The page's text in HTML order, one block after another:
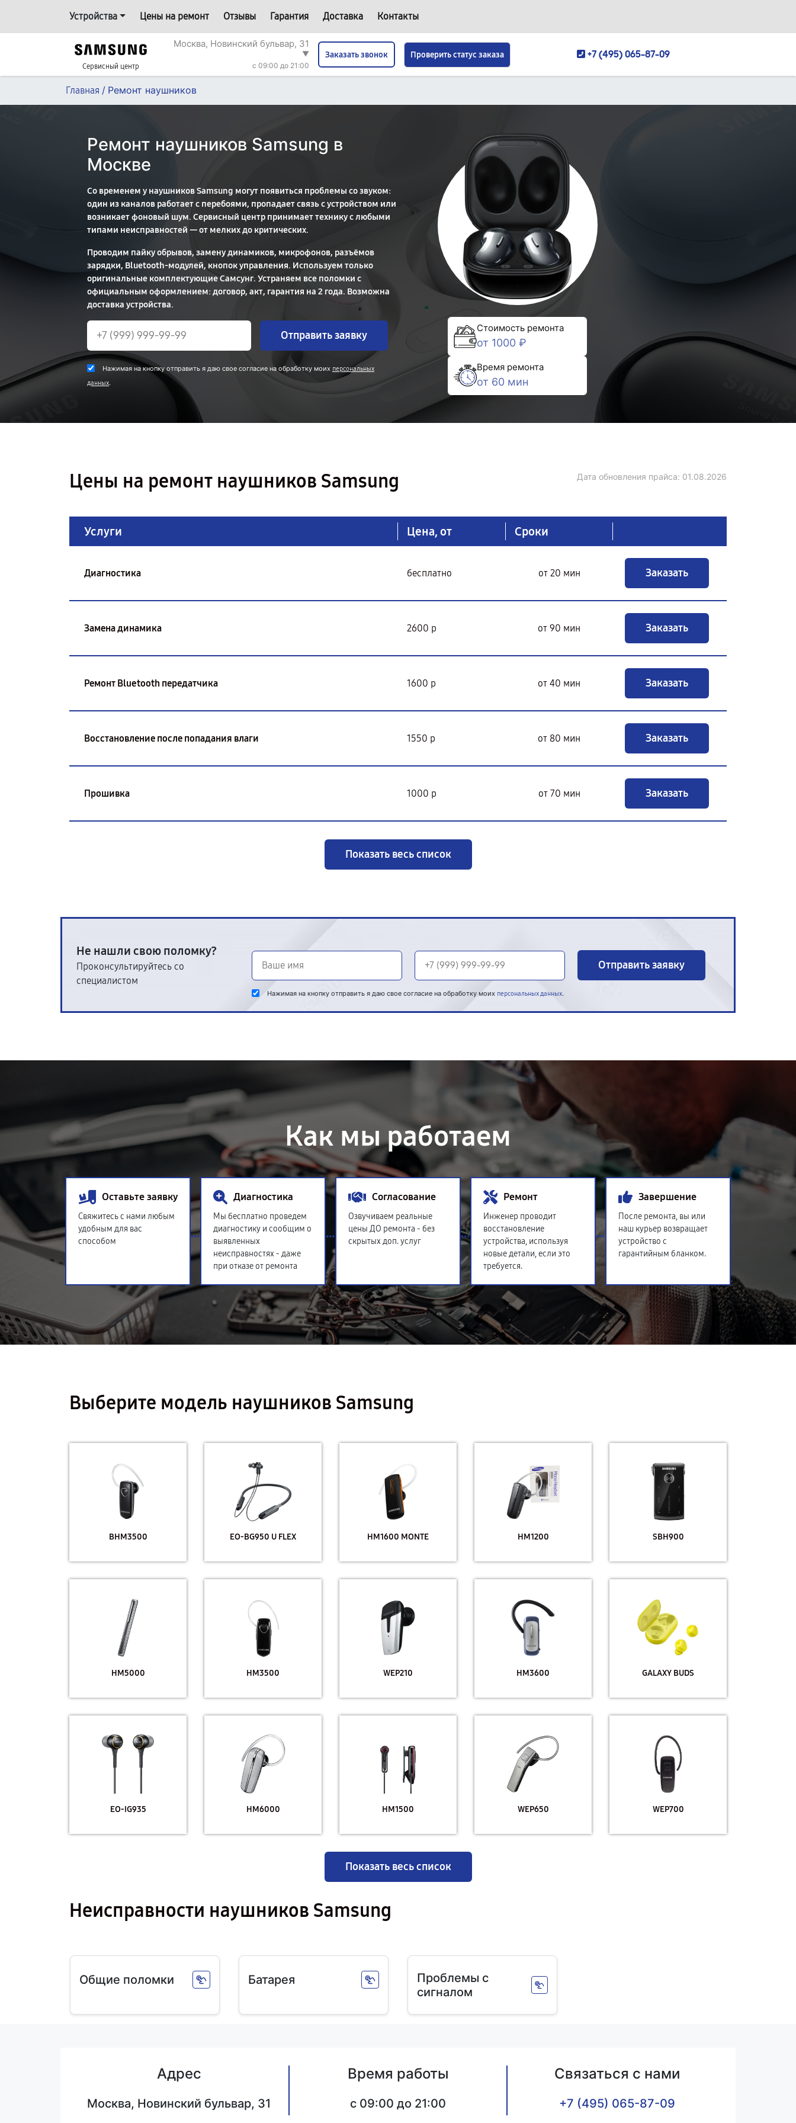
Устройства Цены на ремонт Отзывы Гарантия Доставка Контакты
Сервисный центр
Москва, Новинский бульвар, 31
▼
c 09:00 до 21:00
Заказать звонок Проверить статус заказа +7 (495) 065-87-09
Главная / Ремонт наушников
Ремонт наушников Samsung в
Москве
Со временем у наушников Samsung могут появиться проблемы со звуком:
один из каналов работает с перебоями, пропадает связь с устройством или
возникает фоновый шум. Сервисный центр принимает технику с любыми
типами неисправностей — от мелких до критических.
Проводим пайку обрывов, замену динамиков, микрофонов, разъёмов
зарядки, Bluetooth‑модулей, кнопок управления. Используем только
оригинальные комплектующие Самсунг. Устраняем все поломки с
официальным оформлением: договор, акт, гарантия на 2 года. Возможна
доставка устройства.
Отправить заявку
Нажимая на кнопку отправить я даю свое согласие на обработку моих персональных
данных.
Стоимость ремонта
от 1000 ₽
Время ремонта
от 60 мин
Цены на ремонт наушников Samsung Дата обновления прайса: 01.08.2026
Услуги Цена, от Сроки
Диагностика бесплатно от 20 мин Заказать
Замена динамика 2600 р от 90 мин Заказать
Ремонт Bluetooth передатчика 1600 р от 40 мин Заказать
Восстановление после попадания влаги 1550 р от 80 мин Заказать
Прошивка 1000 р от 70 мин Заказать
Показать весь список
Не нашли свою поломку?
Проконсультируйтесь со
специалистом
Отправить заявку
Нажимая на кнопку отправить я даю свое согласие на обработку моих персональных данных.
Как мы работаем
Оставьте заявку
Свяжитесь с нами любым
удобным для вас
способом
Диагностика
Мы бесплатно проведем
диагностику и сообщим о
выявленных
неисправностях - даже
при отказе от ремонта
Согласование
Озвучиваем реальные
цены ДО ремонта - без
скрытых доп. услуг
Ремонт
Инженер проводит
восстановление
устройства, используя
новые детали, если это
требуется.
Завершение
После ремонта, вы или
наш курьер возвращает
устройство с
гарантийным бланком.
Выберите модель наушников Samsung
BHM3500 EO-BG950 U FLEX HM1600 MONTE HM1200 SBH900
HM5000 HM3500 WEP210 HM3600 GALAXY BUDS
EO-IG935 HM6000 HM1500 WEP650 WEP700
Показать весь список
Неисправности наушников Samsung
Общие поломки Батарея
Проблемы с
сигналом
Адрес
Москва, Новинский бульвар, 31
Время работы
c 09:00 до 21:00
Связаться с нами
+7 (495) 065-87-09